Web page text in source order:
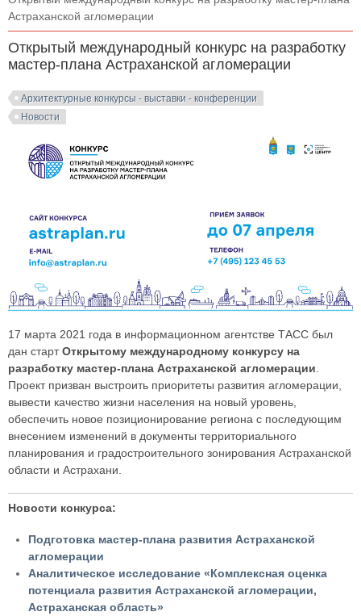
Астраханской агломерации
Открытый международный конкурс на разработку
мастер-плана Астраханской агломерации
Архитектурные конкурсы - выставки - конференции
Новости
17 марта 2021 года в информационном агентстве ТАСС был
дан стартОткрытому международному конкурсу на
разработку мастер-плана Астраханской агломерации
Проект призван выстроить приоритеты развития агломерации,
вывести качество жизни населения на новый уровень,
обеспечить новое позиционирование региона с последующим
внесением изменений в документы территориального
планирования и градостроительного зонирования Астраханской
области и Астрахани.
Новости конкурса:
Подготовка мастер-плана развития Астраханской
агломерации
Аналитическое исследование «Комплексная оценка
потенциала развития Астраханской агломерации,
Астраханская область»